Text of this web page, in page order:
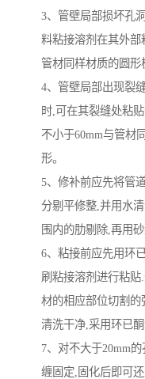
3、管壁局部损坏孔
料粘接溶剂在其外部
管材同样材质的圆形
4、管壁局部出现裂
时,可在其裂缝处粘
不小于60mm与管材
形。
5、修补前应先将管
分剔平修整,并用水
围内的肋剔除,再用
6、粘接前应先用环
刷粘接溶剂进行粘
材的相应部位切割
清洗干净,采用环已
7、对不大于20mm
缠固定,固化后即可